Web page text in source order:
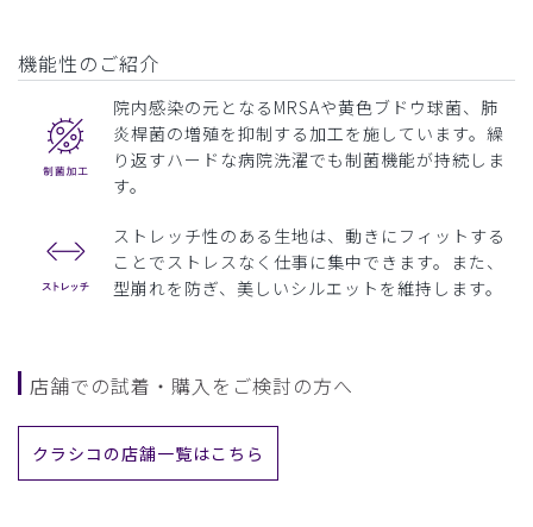
機能性のご紹介
院内感染の元となるMRSAや黄色ブドウ球菌、肺
炎桿菌の増殖を抑制する加工を施しています。繰
り返すハードな病院洗濯でも制菌機能が持続しま
す。
ストレッチ性のある生地は、動きにフィットする
ことでストレスなく仕事に集中できます。また、
型崩れを防ぎ、美しいシルエットを維持します。
店舗での試着・購入をご検討の方へ
クラシコの店舗一覧はこちら